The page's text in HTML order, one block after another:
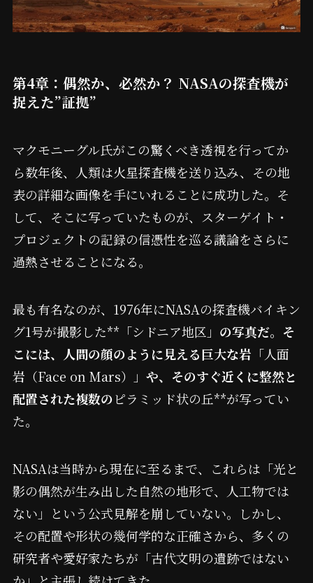
第4章：偶然か、必然か？ NASAの探査機が
捉えた”証拠”
マクモニーグル氏がこの驚くべき透視を行ってか
ら数年後、人類は火星探査機を送り込み、その地
表の詳細な画像を手にいれることに成功した。そ
して、そこに写っていたものが、スターゲイト・
プロジェクトの記録の信憑性を巡る議論をさらに
過熱させることになる。
最も有名なのが、1976年にNASAの探査機バイキン
グ1号が撮影した**「シドニア地区」 の写真だ。そ
こには、人間の顔のように見える巨大な岩 「人面
岩（Face on Mars）」 や、そのすぐ近くに整然と
配置された複数のピラミッド状の丘**が写ってい
た。
NASAは当時から現在に至るまで、これらは「光と
影の偶然が生み出した自然の地形で、人工物では
ない」という公式見解を崩していない。しかし、
その配置や形状の幾何学的な正確さから、多くの
研究者や愛好家たちが「古代文明の遺跡ではない